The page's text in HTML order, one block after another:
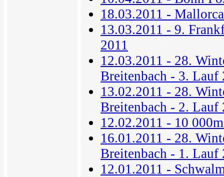
18.03.2011 -
13.03.2011 - 9.
2011
12.03.2011 - 28.
Breitenbach - 3. Lauf
13.02.2011 - 28.
Breitenbach - 2. Lauf
12.02.2011 - 10
16.01.2011 - 28.
Breitenbach - 1. Lauf
12.01.2011 -